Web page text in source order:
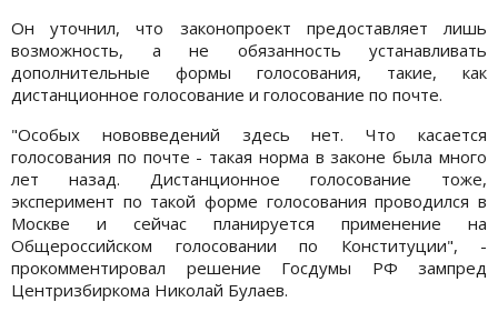
Он уточнил, что законопроект предоставляет лишь
возможность, а не обязанность устанавливать
дополнительные формы голосования, такие, как
дистанционное голосование и голосование по почте.
"Особых нововведений здесь нет. Что касается
голосования по почте - такая норма в законе была много
лет назад. Дистанционное голосование тоже,
эксперимент по такой форме голосования проводился в
Москве и сейчас планируется применение на
Общероссийском голосовании по Конституции", -
прокомментировал решение Госдумы РФ зампред
Центризбиркома Николай Булаев.